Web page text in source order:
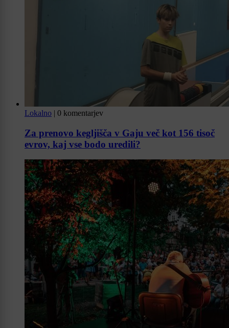
Lokalno | 0 komentarjev
Za prenovo kegljišča v Gaju več kot 156 tisoč
evrov, kaj vse bodo uredili?